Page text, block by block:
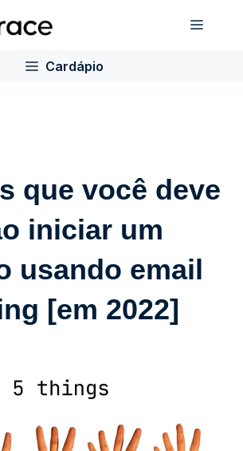
Cardápio
que você deve
iniciar um
usando email
[em 2022]